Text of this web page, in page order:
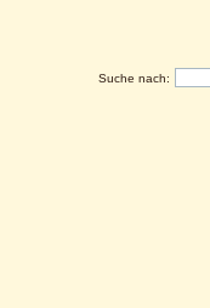
Suche nach: